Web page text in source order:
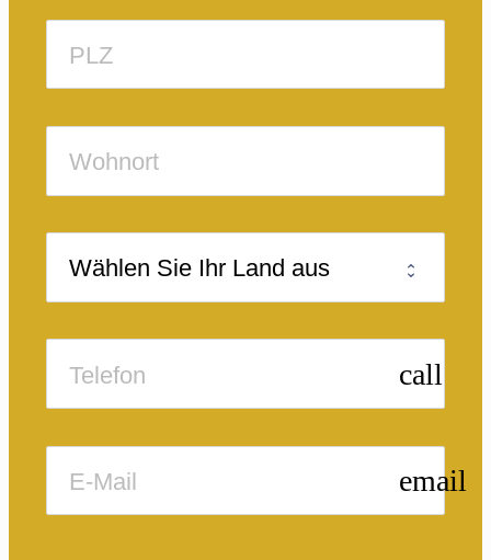
call
email